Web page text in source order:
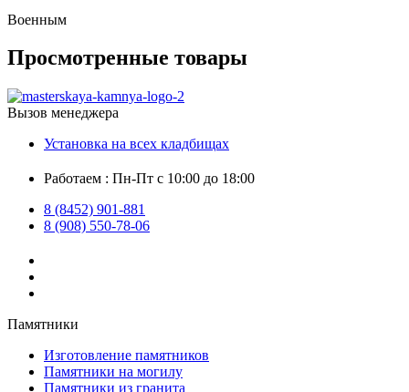
Военным
Просмотренные товары
Вызов менеджера
Установка на всех кладбищах
Работаем : Пн-Пт с 10:00 до 18:00
8 (8452) 901-881
8 (908) 550-78-06
Памятники
Изготовление памятников
Памятники на могилу
Памятники из гранита